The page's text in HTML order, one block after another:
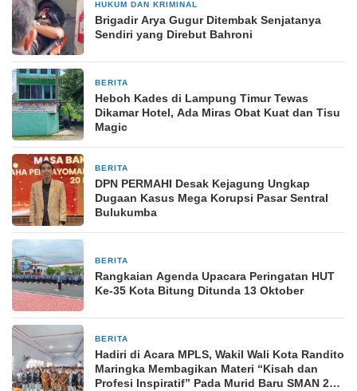
HUKUM DAN KRIMINAL
Brigadir Arya Gugur Ditembak Senjatanya
Sendiri yang Direbut Bahroni
BERITA
Heboh Kades di Lampung Timur Tewas
Dikamar Hotel, Ada Miras Obat Kuat dan Tisu
Magic
BERITA
DPN PERMAHI Desak Kejagung Ungkap
Dugaan Kasus Mega Korupsi Pasar Sentral
Bulukumba
BERITA
Rangkaian Agenda Upacara Peringatan HUT
Ke-35 Kota Bitung Ditunda 13 Oktober
BERITA
Hadiri di Acara MPLS, Wakil Wali Kota Randito
Maringka Membagikan Materi “Kisah dan
Profesi Inspiratif” Pada Murid Baru SMAN 2